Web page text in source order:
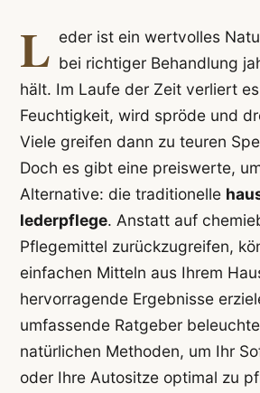
L eder ist ein wertvolles
bei richtiger Behandlung
hält. Im Laufe der Zeit verliert
Feuchtigkeit, wird spröde und
Viele greifen dann zu teuren
Doch es gibt eine preiswerte,
Alternative: die traditionelle
lederpflege. Anstatt auf
Pflegemittel zurückzugreifen,
einfachen Mitteln aus Ihrem
hervorragende Ergebnisse
umfassende Ratgeber
natürlichen Methoden, um Ihr
oder Ihre Autositze optimal zu